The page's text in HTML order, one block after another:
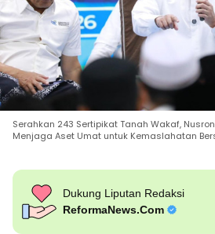
Serahkan 243 Sertipikat Tanah Wakaf,
Menjaga Aset Umat untuk Kemaslahatan
Dukung Liputan Redaksi
ReformaNews.Com